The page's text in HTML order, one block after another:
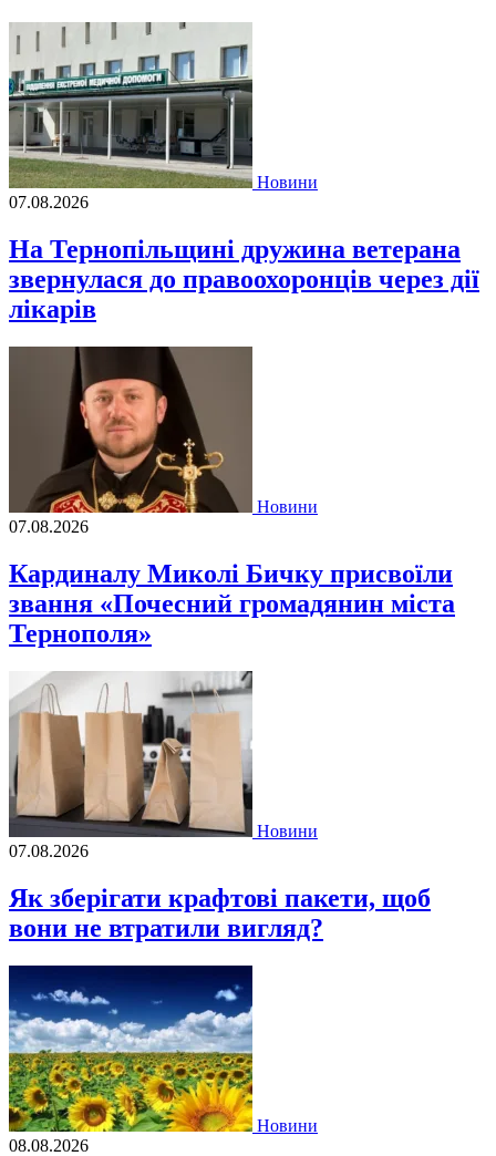
Новини
07.08.2026
На Тернопільщині дружина ветерана
звернулася до правоохоронців через дії
лікарів
Новини
07.08.2026
Кардиналу Миколі Бичку присвоїли
звання «Почесний громадянин міста
Тернополя»
Новини
07.08.2026
Як зберігати крафтові пакети, щоб
вони не втратили вигляд?
Новини
08.08.2026